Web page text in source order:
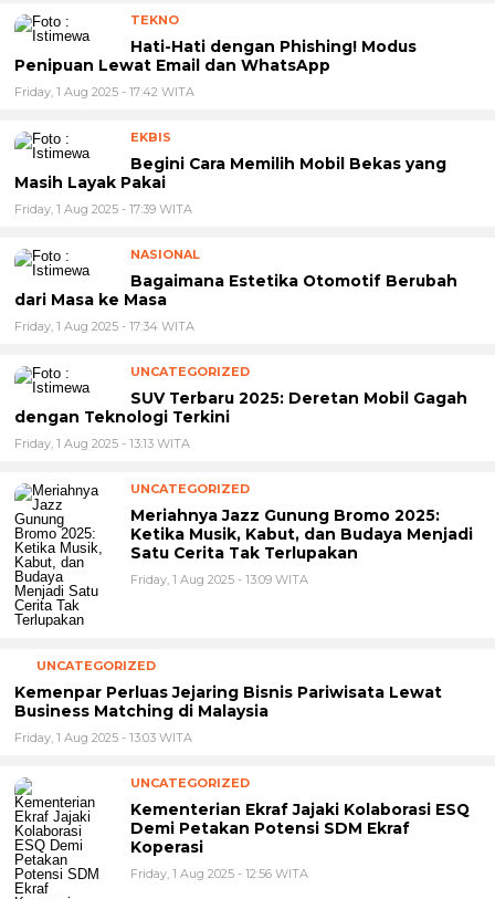
TEKNO
Hati-Hati dengan Phishing! Modus
Penipuan Lewat Email dan WhatsApp
Friday, 1 Aug 2025 - 17:42 WITA
EKBIS
Begini Cara Memilih Mobil Bekas yang
Masih Layak Pakai
Friday, 1 Aug 2025 - 17:39 WITA
NASIONAL
Bagaimana Estetika Otomotif Berubah
dari Masa ke Masa
Friday, 1 Aug 2025 - 17:34 WITA
UNCATEGORIZED
SUV Terbaru 2025: Deretan Mobil Gagah
dengan Teknologi Terkini
Friday, 1 Aug 2025 - 13:13 WITA
UNCATEGORIZED
Meriahnya Jazz Gunung Bromo 2025:
Ketika Musik, Kabut, dan Budaya Menjadi
Satu Cerita Tak Terlupakan
Friday, 1 Aug 2025 - 13:09 WITA
UNCATEGORIZED
Kemenpar Perluas Jejaring Bisnis Pariwisata Lewat
Business Matching di Malaysia
Friday, 1 Aug 2025 - 13:03 WITA
UNCATEGORIZED
Kementerian Ekraf Jajaki Kolaborasi ESQ
Demi Petakan Potensi SDM Ekraf
Koperasi
Friday, 1 Aug 2025 - 12:56 WITA